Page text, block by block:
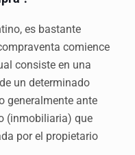
es bastante
comience
consiste en una
un determinado
generalmente ante
(inmobiliaria) que
por el propietario